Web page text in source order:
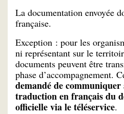
La documentation envoyée
française.
Exception : pour les
ni représentant sur le
documents peuvent être
phase d’accompagnement.
demandé de
traduction en français du
officielle via le téléservice.